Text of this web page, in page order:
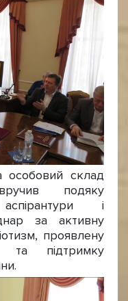
особовий склад
подяку
і
за активну
проявлену
та підтримку